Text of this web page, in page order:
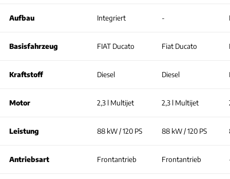
Aufbau Integriert -
Basisfahrzeug FIAT Ducato Fiat Ducato
Kraftstoff Diesel Diesel
Motor 2,3 l Multijet 2,3 l Multijet
Leistung 88 kW / 120 PS 88 kW / 120 PS
Antriebsart Frontantrieb Frontantrieb